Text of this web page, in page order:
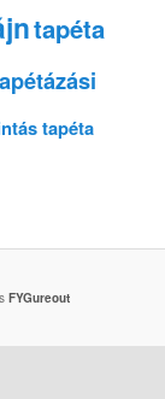
tapéta
tapéta
FYGureout